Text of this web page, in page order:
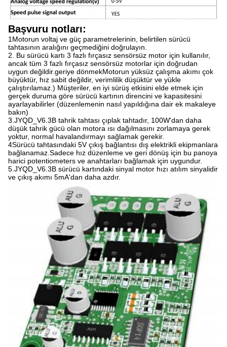
Başvuru notları:
1Motorun voltaj ve güç parametrelerinin, belirtilen sürücü
tahtasının aralığını geçmediğini doğrulayın.
2. Bu sürücü kartı 3 fazlı fırçasız sensörsüz motor için kullanılır,
ancak tüm 3 fazlı fırçasız sensörsüz motorlar için doğrudan
uygun değildir.geriye dönmekMotorun yüksüz çalışma akımı çok
büyüktür, hız sabit değildir, verimlilik düşüktür ve yükle
çalıştırılamaz.) Müşteriler, en iyi sürüş etkisini elde etmek için
gerçek duruma göre sürücü kartının direncini ve kapasitesini
ayarlayabilirler (düzenlemenin nasıl yapıldığına dair ek makaleye
bakın)
3.JYQD_V6.3B tahrik tahtası çıplak tahtadır, 100W'dan daha
düşük tahrik gücü olan motora ısı dağılmasını zorlamaya gerek
yoktur, normal havalandırmayı sağlamak gerekir.
4Sürücü tahtasındaki 5V çıkış bağlantısı dış elektrikli ekipmanlara
bağlanamaz.Sadece hız düzenleme ve geri dönüş için bu panoya
harici potentiometers ve anahtarları bağlamak için uygundur.
5.JYQD_V6.3B sürücü kartındaki sinyal motor hızı atılım sinyalidir
ve çıkış akımı 5mA'dan daha azdır.